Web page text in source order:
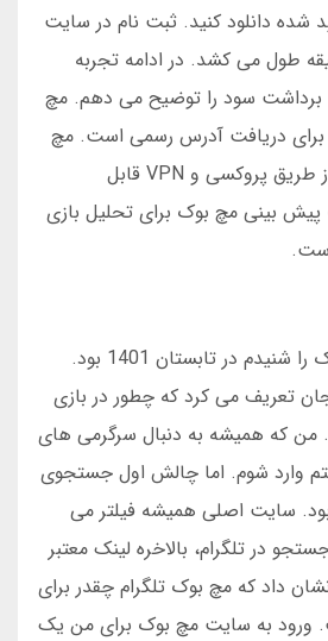
شده دانلود کنید. ثبت نام در سایت
طول می کشد. در ادامه تجربه
برداشت سود را توضیح می دهم. مچ
برای دریافت آدرس رسمی است. مچ
بوک بدون فیلتر فقط از طریق پروکسی و VPN قابل
بینی مچ بوک برای تحلیل بازی
اولین بار که نام مچ بوک را شنیدم در تابستان 1401 بود.
تعریف می کرد که چطور در بازی
من که همیشه به دنبال سرگرمی های
وارد شوم. اما چالش اول جستجوی
سایت اصلی همیشه فیلتر می
در تلگرام، بالاخره لینک معتبر
داد که مچ بوک تلگرام چقدر برای
به سایت مچ بوک برای من یک